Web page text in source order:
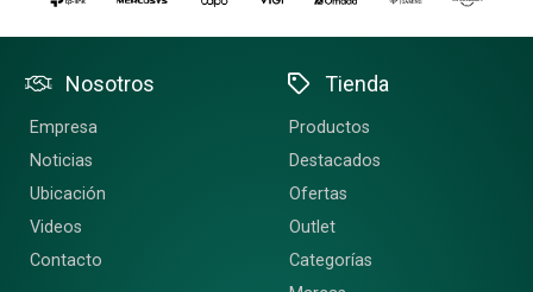
Nosotros
Empresa
Noticias
Ubicación
Videos
Contacto
Tienda
Productos
Destacados
Ofertas
Outlet
Categorías